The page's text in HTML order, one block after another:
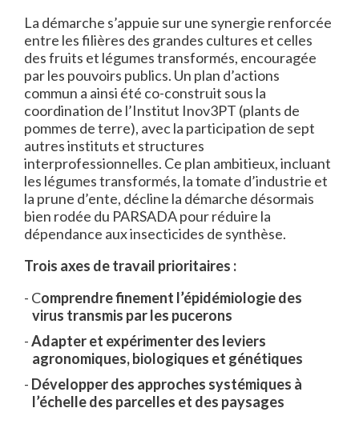
La démarche s’appuie sur une synergie renforcée
entre les filières des grandes cultures et celles
des fruits et légumes transformés, encouragée
par les pouvoirs publics. Un plan d’actions
commun a ainsi été co-construit sous la
coordination de l’Institut Inov3PT (plants de
pommes de terre), avec la participation de sept
autres instituts et structures
interprofessionnelles. Ce plan ambitieux, incluant
les légumes transformés, la tomate d’industrie et
la prune d’ente, décline la démarche désormais
bien rodée du PARSADA pour réduire la
dépendance aux insecticides de synthèse.
Trois axes de travail prioritaires :
Comprendre finement l’épidémiologie des
virus transmis par les pucerons
Adapter et expérimenter des leviers
agronomiques, biologiques et génétiques
Développer des approches systémiques à
l’échelle des parcelles et des paysages